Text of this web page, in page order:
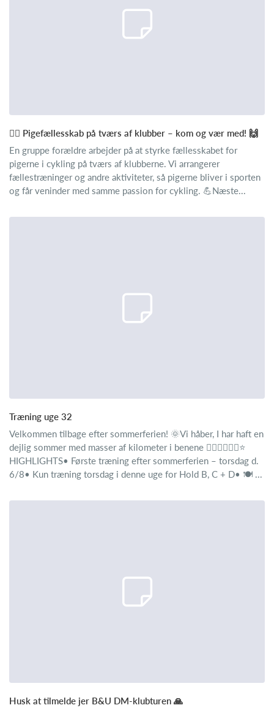
🚴‍♀️ Pigefællesskab på tværs af klubber – kom og vær med! 🙌
En gruppe forældre arbejder på at styrke fællesskabet for
pigerne i cykling på tværs af klubberne. Vi arrangerer
fællestræninger og andre aktiviteter, så pigerne bliver i sporten
og får veninder med samme passion for cykling. 💪Næste...
Træning uge 32
Velkommen tilbage efter sommerferien! 🌞Vi håber, I har haft en
dejlig sommer med masser af kilometer i benene 🚴‍♂️🚴‍♂️🚴‍♂️⭐
HIGHLIGHTS• Første træning efter sommerferien – torsdag d.
6/8• Kun træning torsdag i denne uge for Hold B, C + D• 🍽️ ...
Husk at tilmelde jer B&U DM-klubturen 🙏